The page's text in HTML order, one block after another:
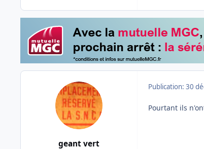
geant vert
Publication: 30
Pourtant ils